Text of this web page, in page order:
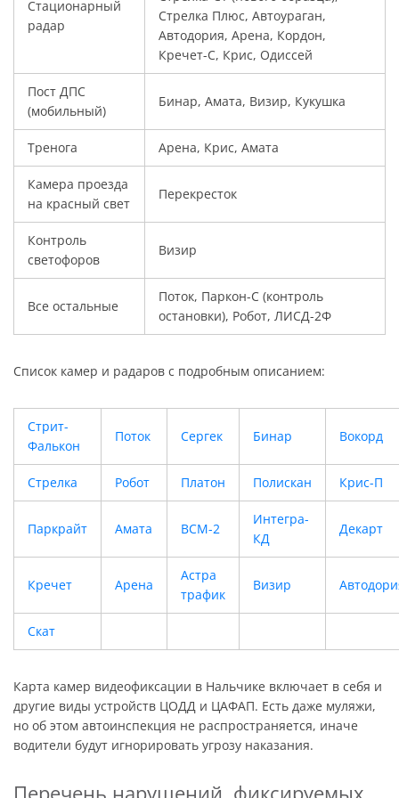
Стационарный
радар
Стрелка Плюс, Автоураган,
Автодория, Арена, Кордон,
Кречет-С, Крис, Одиссей
Пост ДПС
(мобильный)
Бинар, Амата, Визир, Кукушка
Тренога Арена, Крис, Амата
Камера проезда
на красный свет
Перекресток
Контроль
светофоров
Визир
Все остальные
Поток, Паркон-С (контроль
остановки), Робот, ЛИСД-2Ф
Список камер и радаров с подробным описанием:
Стрит-
Фалькон
Поток Сергек Бинар Вокорд
Стрелка Робот Платон Полискан Крис-П
Паркрайт Амата ВСМ-2
Интегра-
КД
Декарт
Кречет Арена
Астра
трафик
Визир
Скат
Карта камер видеофиксации в Нальчике включает в себя и
другие виды устройств ЦОДД и ЦАФАП. Есть даже муляжи,
но об этом автоинспекция не распространяется, иначе
водители будут игнорировать угрозу наказания.